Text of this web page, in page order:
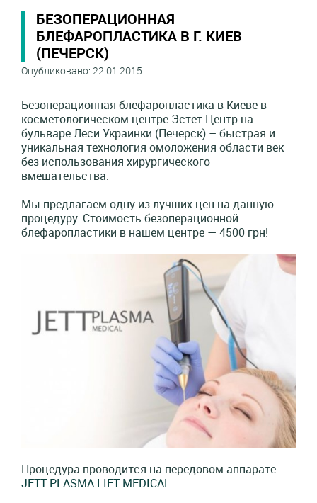
БЕЗОПЕРАЦИОННАЯ
БЛЕФАРОПЛАСТИКА В Г. КИЕВ
(ПЕЧЕРСК)
Опубликовано: 22.01.2015
Безоперационная блефаропластика в Киеве в
косметологическом центре Эстет Центр на
бульваре Леси Украинки (Печерск) – быстрая и
уникальная технология омоложения области век
без использования хирургического
вмешательства.
Мы предлагаем одну из лучших цен на данную
процедуру. Стоимость безоперационной
блефаропластики в нашем центре — 4500 грн!
Процедура проводится на передовом аппарате
JETT PLASMA LIFT MEDICAL.